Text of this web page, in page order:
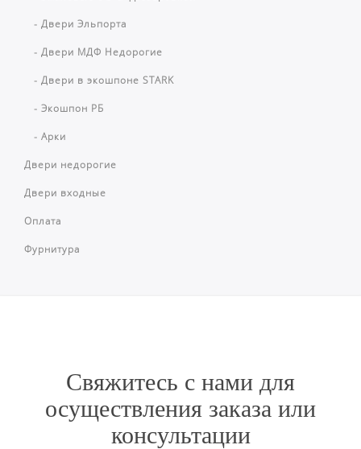
- Двери Эльпорта
- Двери МДФ Недорогие
- Двери в экошпоне STARK
- Экошпон РБ
- Арки
Двери недорогие
Двери входные
Оплата
Фурнитура
Свяжитесь с нами для
осуществления заказа или
консультации